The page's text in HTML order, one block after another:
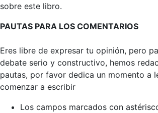
sobre este libro.
PAUTAS PARA LOS COMENTARIOS
Eres libre de expresar tu opinión, pero
debate serio y constructivo, hemos
pautas, por favor dedica un momento a
comenzar a escribir
Los campos marcados con